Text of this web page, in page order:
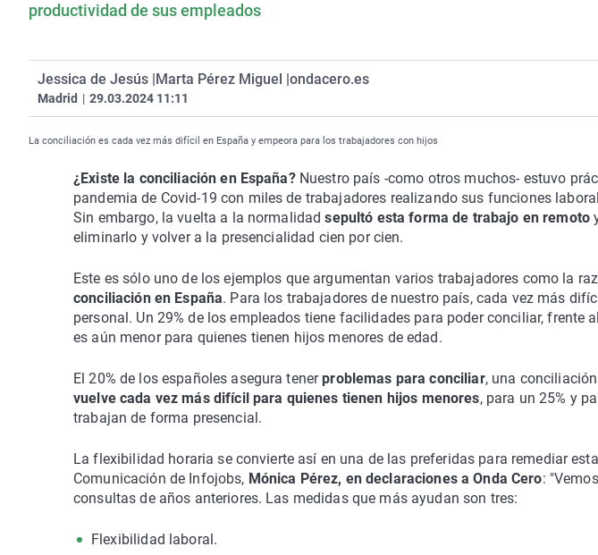
productividad de sus empleados
Jessica de Jesús |Marta Pérez Miguel |ondacero.es
Madrid | 29.03.2024 11:11
La conciliación es cada vez más difícil en España y empeora para los trabajadores con hijos
¿Existe la conciliación en España?Nuestro país -como otros muchos- estuvo
pandemia de Covid-19 con miles de trabajadores realizando sus funciones
Sin embargo, la vuelta a la normalidadsepultó esta forma de trabajo en remoto
eliminarlo y volver a la presencialidad cien por cien.
Este es sólo uno de los ejemplos que argumentan varios trabajadores como la
conciliación en España. Para los trabajadores de nuestro país, cada vez más
personal. Un 29% de los empleados tiene facilidades para poder conciliar, frente
es aún menor para quienes tienen hijos menores de edad.
El 20% de los españoles asegura tenerproblemas para conciliar, una
vuelve cada vez más difícil para quienes tienen hijos menores, para un 25% y
trabajan de forma presencial.
La flexibilidad horaria se convierte así en una de las preferidas para remediar
Comunicación de Infojobs, Mónica Pérez, en declaraciones a Onda Cero:
consultas de años anteriores. Las medidas que más ayudan son tres:
Flexibilidad laboral.